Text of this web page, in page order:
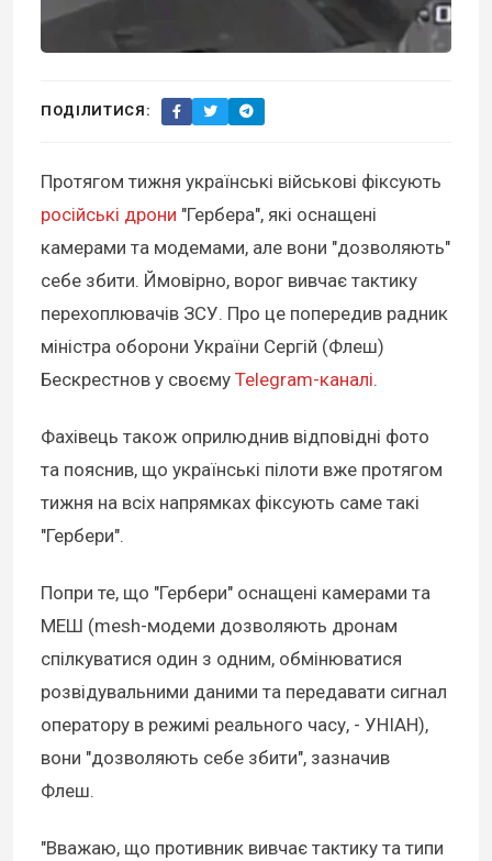
ПОДІЛИТИСЯ:
Протягом тижня українські військові фіксують
російські дрони "Гербера", які оснащені
камерами та модемами, але вони "дозволяють"
себе збити. Ймовірно, ворог вивчає тактику
перехоплювачів ЗСУ. Про це попередив радник
міністра оборони України Сергій (Флеш)
Бескрестнов у своєму Telegram-каналі.
Фахівець також оприлюднив відповідні фото
та пояснив, що українські пілоти вже протягом
тижня на всіх напрямках фіксують саме такі
"Гербери".
Попри те, що "Гербери" оснащені камерами та
МЕШ (mesh-модеми дозволяють дронам
спілкуватися один з одним, обмінюватися
розвідувальними даними та передавати сигнал
оператору в режимі реального часу, - УНІАН),
вони "дозволяють себе збити", зазначив
Флеш.
"Вважаю, що противник вивчає тактику та типи